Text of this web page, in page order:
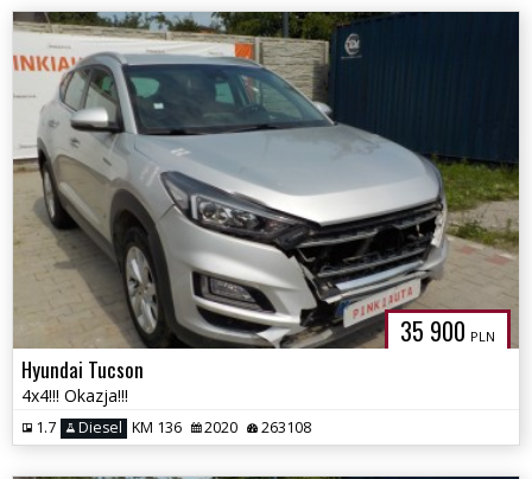
35 900 PLN
Hyundai Tucson
4x4!!! Okazja!!!
1.7 Diesel KM 136 2020 263108